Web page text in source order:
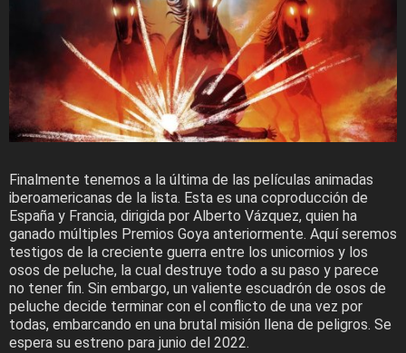
Finalmente tenemos a la última de las películas animadas
iberoamericanas de la lista. Esta es una coproducción de
España y Francia, dirigida por Alberto Vázquez, quien ha
ganado múltiples Premios Goya anteriormente. Aquí seremos
testigos de la creciente guerra entre los unicornios y los
osos de peluche, la cual destruye todo a su paso y parece
no tener fin. Sin embargo, un valiente escuadrón de osos de
peluche decide terminar con el conflicto de una vez por
todas, embarcando en una brutal misión llena de peligros. Se
espera su estreno para junio del 2022.